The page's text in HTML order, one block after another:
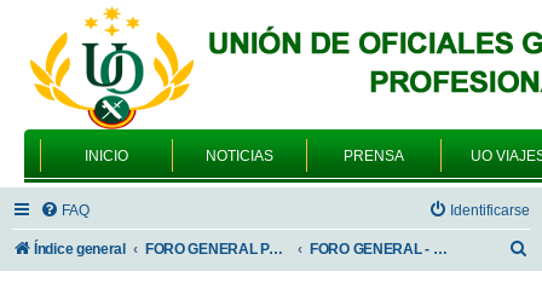
INICIO NOTICIAS PRENSA UO
FAQ Identificarse
Índice general FORO GENERAL PARA TODOS LOS USUARIOS FORO GENERAL - ACADEMIAS DE FORMACIÓN